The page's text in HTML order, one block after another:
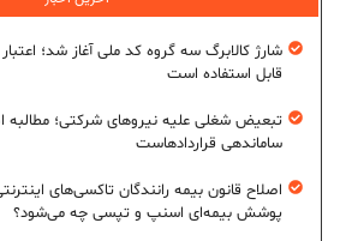
شارژ کالابرگ سه گروه کد ملی آغاز شد؛
قابل استفاده است
تبعیض شغلی علیه نیروهای شرکتی؛ مطالبه
ساماندهی قراردادهاست
اصلاح قانون بیمه رانندگان تاکسی‌های
پوشش بیمه‌ای اسنپ و تپسی چه می‌شود؟